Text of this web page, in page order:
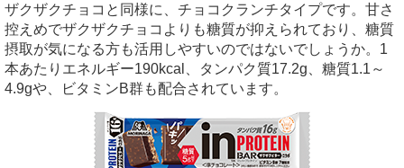
ザクザクチョコと同様に、チョコクランチタイプです。甘さ
控えめでザクザクチョコよりも糖質が抑えられており、糖質
摂取が気になる方も活用しやすいのではないでしょうか。 1
本あたりエネルギー190kcal 、タンパク質17.2g 、糖質1.1 ～
4.9gや、ビタミンB群も配合されています。